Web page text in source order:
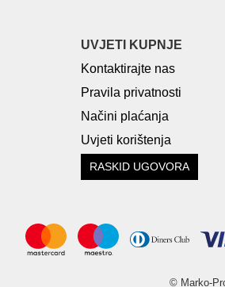
UVJETI KUPNJE
Kontaktirajte nas
Pravila privatnosti
Načini plaćanja
Uvjeti korištenja
RASKID UGOVORA
© Marko-